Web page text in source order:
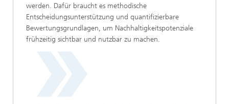
werden. Dafür braucht es methodische
Entscheidungsunterstützung und quantifizierbare
Bewertungsgrundlagen, um Nachhaltigkeitspotenziale
frühzeitig sichtbar und nutzbar zu machen.